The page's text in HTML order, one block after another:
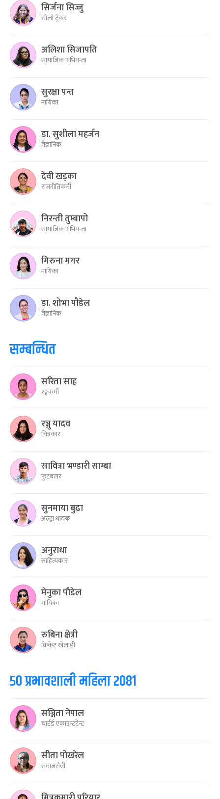
सिर्जना सिज्जु
सोलो ट्रेकर
अलिशा सिजापति
सामाजिक अभियन्ता
सुरक्षा पन्त
नायिका
डा. सुशीला महर्जन
वैज्ञानिक
देवी खड्का
राजनीतिकर्मी
निरन्ती तुम्बापो
सामाजिक अभियन्ता
मिरुना मगर
नायिका
डा. शोभा पौडेल
वैज्ञानिक
सम्बन्धित
सरिता साह
रङ्गकर्मी
रञ्जु यादव
चित्रकार
सावित्रा भण्डारी साम्बा
फुटबलर
सुनमाया बुढा
अल्ट्रा धावक
अनुराधा
साहित्यकार
मेनुका पौडेल
गायिका
रुबिना क्षेत्री
क्रिकेट खेलाडी
५० प्रभावशाली महिला २०८१
सञ्जिता नेपाल
चार्टर्ड एकाउन्टटेन्ट
सीता पोखरेल
समाजसेवी